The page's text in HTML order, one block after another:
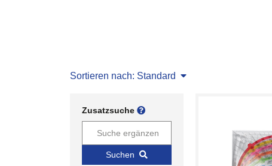
Sortieren nach: Standard
Zusatzsuche
Suchen